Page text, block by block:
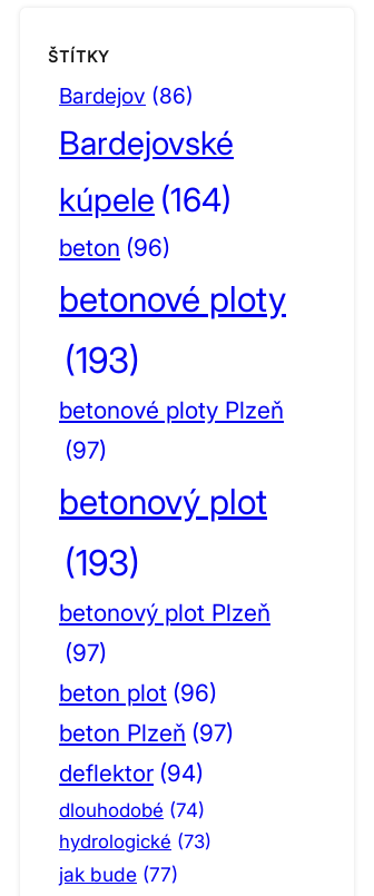
ŠTÍTKY
Bardejov (86)
Bardejovské
kúpele (164)
beton (96)
betonové ploty
(193)
betonové ploty Plzeň
(97)
betonový plot
(193)
betonový plot Plzeň
(97)
beton plot (96)
beton Plzeň (97)
deflektor (94)
dlouhodobé (74)
hydrologické (73)
jak bude (77)